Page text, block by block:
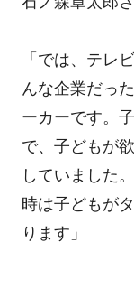
「では、テレ
んな企業だっ
ーカーです。
で、子どもが
していました
時は子どもが
ります」